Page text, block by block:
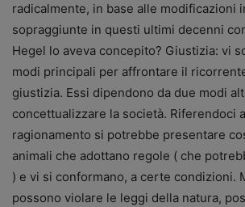
radicalmente, in base alle modificazioni
sopraggiunte in questi ultimi decenni
Hegel lo aveva concepito? Giustizia: vi
modi principali per affrontare il
giustizia. Essi dipendono da due modi
concettualizzare la società. Riferendoci
ragionamento si potrebbe presentare
animali che adottano regole ( che
) e vi si conformano, a certe condizioni.
possono violare le leggi della natura,